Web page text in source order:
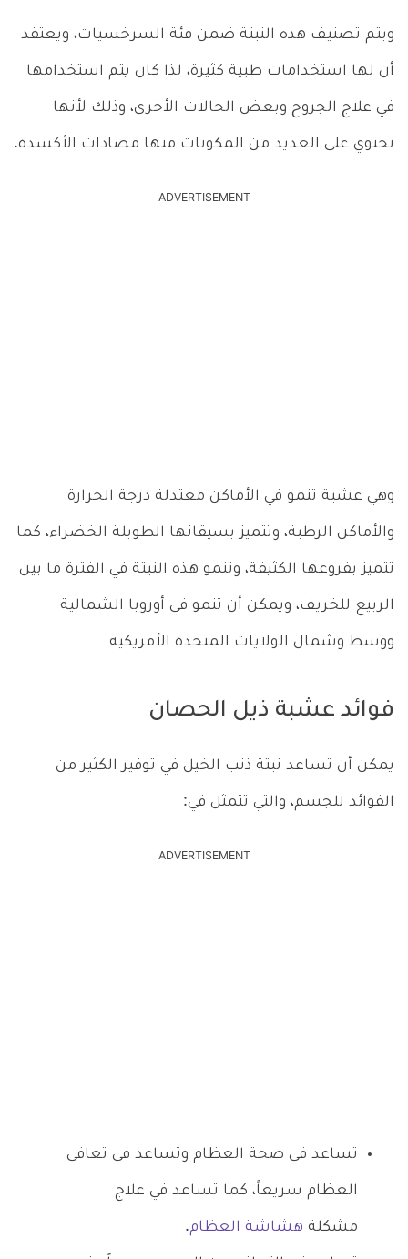
ويتم تصنيف هذه النبتة ضمن فئة السرخسيات، ويعتقد
أن لها استخدامات طبية كثيرة، لذا كان يتم استخدامها
في علاج الجروح وبعض الحالات الأخرى، وذلك لأنها
تحتوي على العديد من المكونات منها مضادات الأكسدة.
ADVERTISEMENT
وهي عشبة تنمو في الأماكن معتدلة درجة الحرارة
والأماكن الرطبة، وتتميز بسيقانها الطويلة الخضراء، كما
تتميز بفروعها الكثيفة، وتنمو هذه النبتة في الفترة ما بين
الربيع للخريف، ويمكن أن تنمو في أوروبا الشمالية
ووسط وشمال الولايات المتحدة الأمريكية
فوائد عشبة ذيل الحصان
يمكن أن تساعد نبتة ذنب الخيل في توفير الكثير من
الفوائد للجسم، والتي تتمثل في:
ADVERTISEMENT
تساعد في صحة العظام وتساعد في تعافي
العظام سريعاً، كما تساعد في علاج
مشكلة هشاشة العظام.